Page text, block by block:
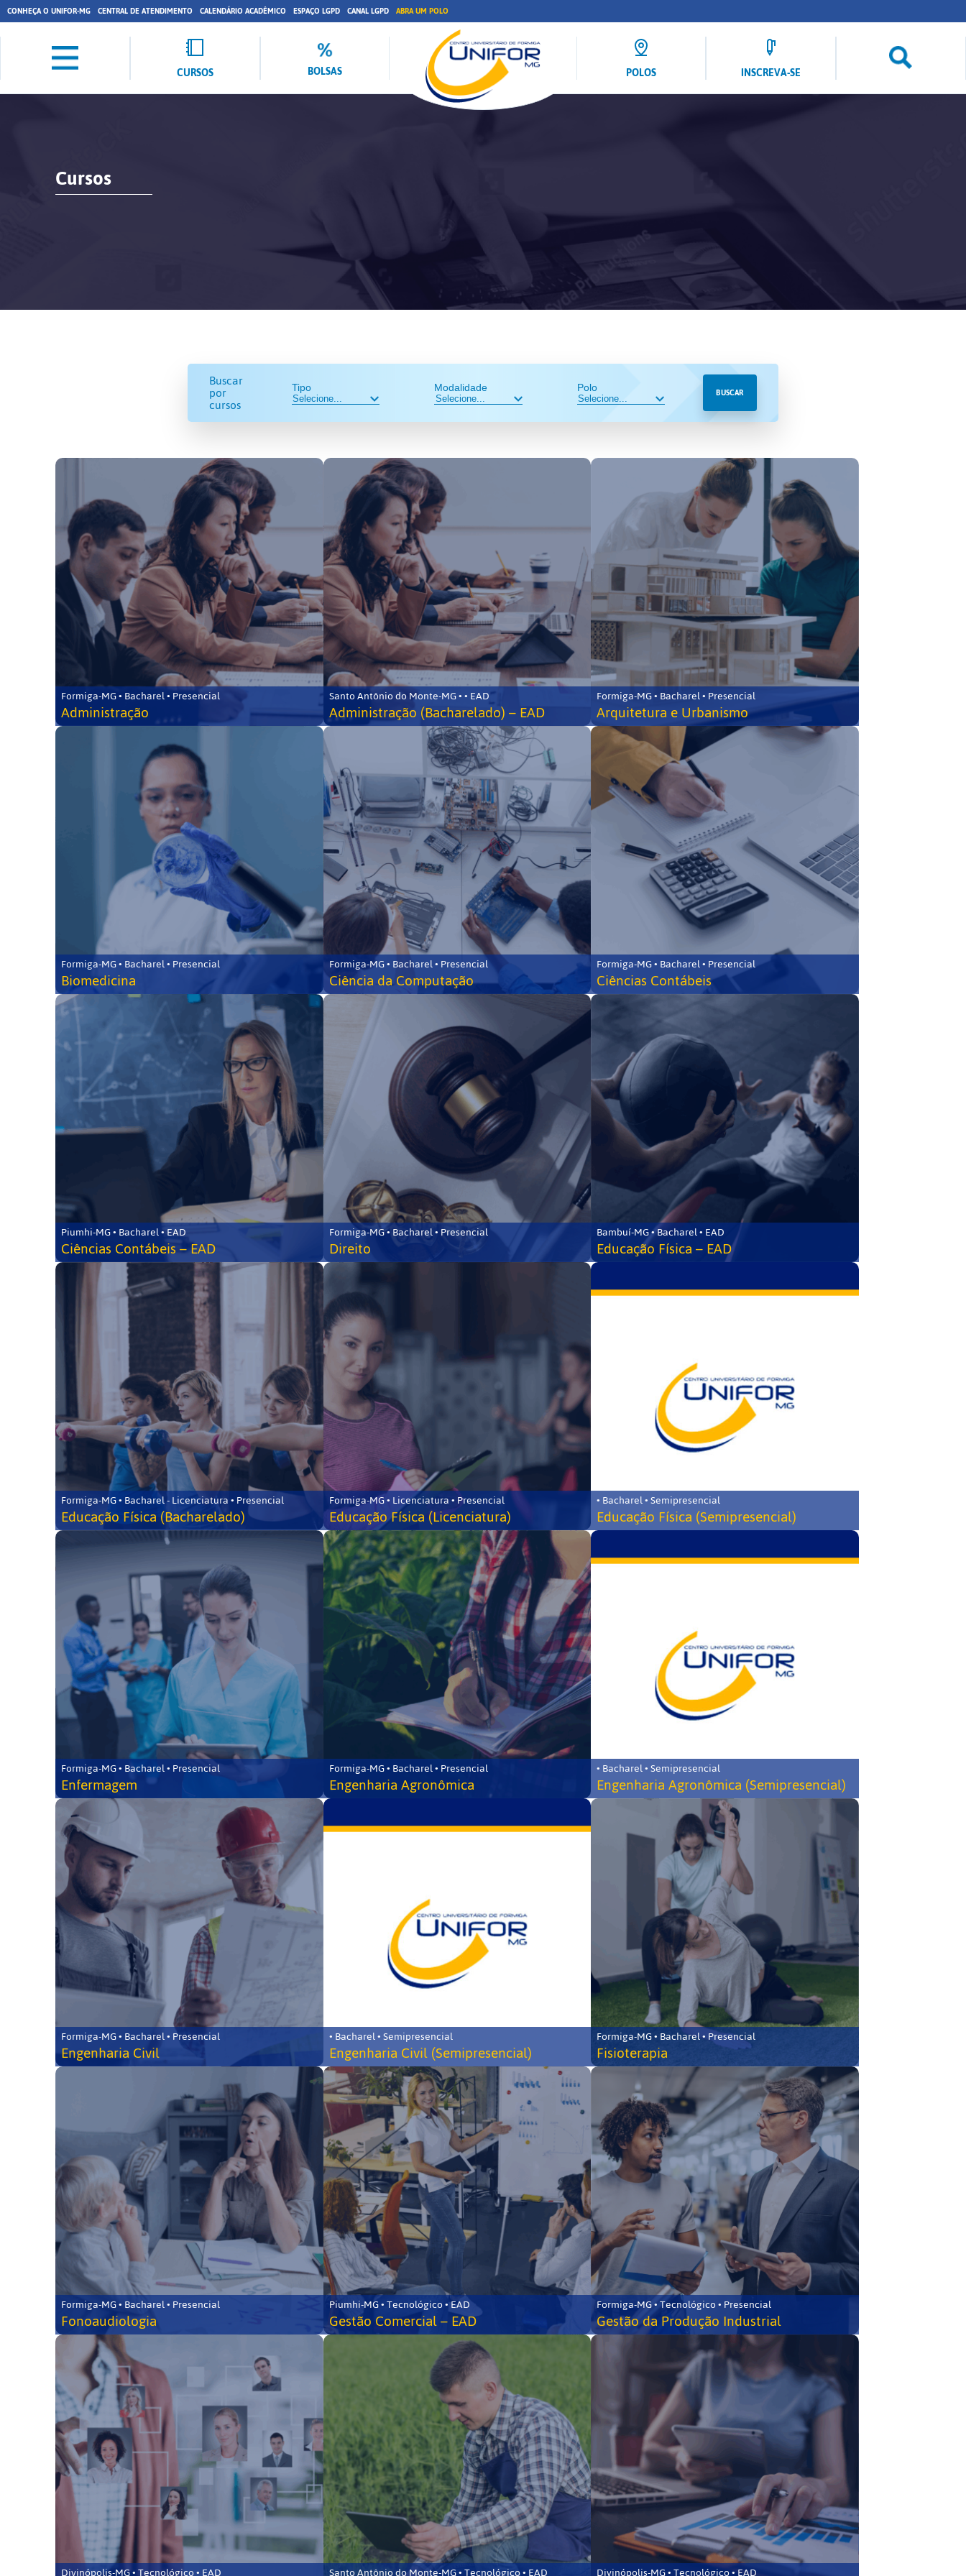
CONHEÇA O UNIFOR-MG CENTRAL DE ATENDIMENTO CALENDÁRIO ACADÊMICO ESPAÇO LGPD CANAL LGPD ABRA UM POLO
CURSOS BOLSAS POLOS INSCREVA-SE
Cursos
Buscar
por
cursos
Tipo Modalidade Polo BUSCAR
Formiga-MG • Bacharel • Presencial
Administração
Santo Antônio do Monte-MG • • EAD
Administração (Bacharelado) – EAD
Formiga-MG • Bacharel • Presencial
Arquitetura e Urbanismo
Formiga-MG • Bacharel • Presencial
Biomedicina
Formiga-MG • Bacharel • Presencial
Ciência da Computação
Formiga-MG • Bacharel • Presencial
Ciências Contábeis
Piumhi-MG • Bacharel • EAD
Ciências Contábeis – EAD
Formiga-MG • Bacharel • Presencial
Direito
Bambuí-MG • Bacharel • EAD
Educação Física – EAD
Formiga-MG • Bacharel - Licenciatura • Presencial
Educação Física (Bacharelado)
Formiga-MG • Licenciatura • Presencial
Educação Física (Licenciatura)
• Bacharel • Semipresencial
Educação Física (Semipresencial)
Formiga-MG • Bacharel • Presencial
Enfermagem
Formiga-MG • Bacharel • Presencial
Engenharia Agronômica
• Bacharel • Semipresencial
Engenharia Agronômica (Semipresencial)
Formiga-MG • Bacharel • Presencial
Engenharia Civil
• Bacharel • Semipresencial
Engenharia Civil (Semipresencial)
Formiga-MG • Bacharel • Presencial
Fisioterapia
Formiga-MG • Bacharel • Presencial
Fonoaudiologia
Piumhi-MG • Tecnológico • EAD
Gestão Comercial – EAD
Formiga-MG • Tecnológico • Presencial
Gestão da Produção Industrial